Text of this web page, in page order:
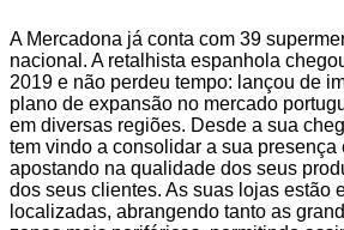
A Mercadona já conta com 39
nacional. A retalhista espanhola
2019 e não perdeu tempo: lançou de
plano de expansão no mercado
em diversas regiões. Desde a sua
tem vindo a consolidar a sua presença
apostando na qualidade dos seus
dos seus clientes. As suas lojas estão
localizadas, abrangendo tanto as